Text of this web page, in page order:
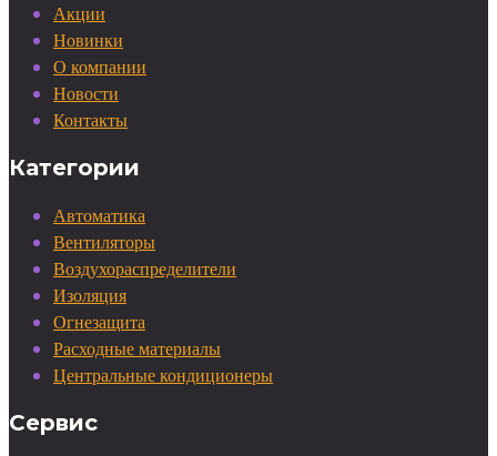
Акции
Новинки
О компании
Новости
Контакты
Категории
Автоматика
Вентиляторы
Воздухораспределители
Изоляция
Огнезащита
Расходные материалы
Центральные кондиционеры
Сервис